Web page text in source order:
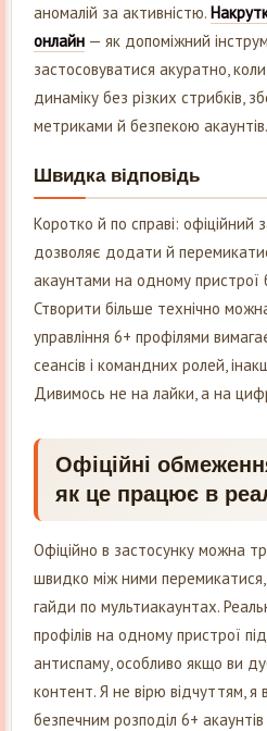
аномалій за активністю.
онлайн — як допоміжний
застосовуватися акуратно,
динаміку без різких стрибків,
метриками й безпекою акаунтів.
Швидка відповідь
Коротко й по справі: офіційний
дозволяє додати й
акаунтами на одному пристрої
Створити більше технічно
управління 6+ профілями
сеансів і командних ролей,
Дивимось не на лайки, а на
Офіційні
як це працює в
Офіційно в застосунку можна
швидко між ними
гайди по мультиакаунтах.
профілів на одному пристрої
антиспаму, особливо якщо ви
контент. Я не вірю відчуттям,
безпечним розподіл 6+